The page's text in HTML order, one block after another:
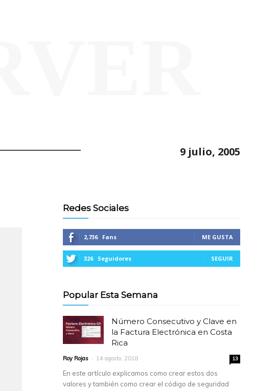
9 julio, 2005
Redes Sociales
2,736 Fans ME GUSTA
326 Seguidores SEGUIR
Popular Esta Semana
Número Consecutivo y Clave en
la Factura Electrónica en Costa
Rica
Roy Rojas - 14 agosto, 2018 13
En este artículo explicamos como crear estos dos
valores y también como crear el código de seguridad